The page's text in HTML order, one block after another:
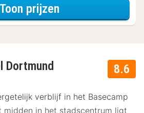
Toon prijzenvoor Upgrade
8.6
Dortmund
verblijf in het Basecamp
midden in het stadscentrum ligt